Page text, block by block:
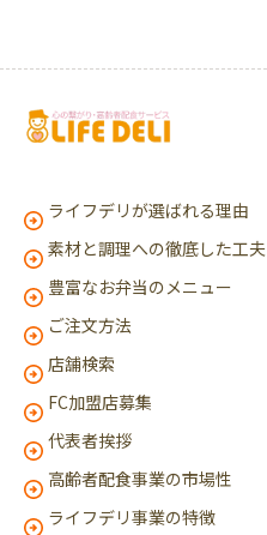
ライフデリが選ばれる理由
素材と調理への徹底した工夫
豊富なお弁当のメニュー
ご注文方法
店舗検索
FC加盟店募集
代表者挨拶
高齢者配食事業の市場性
ライフデリ事業の特徴